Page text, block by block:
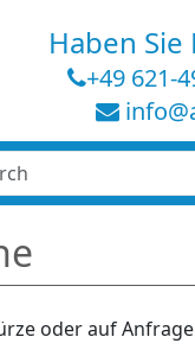
Haben Sie
+49 621-
oder auf